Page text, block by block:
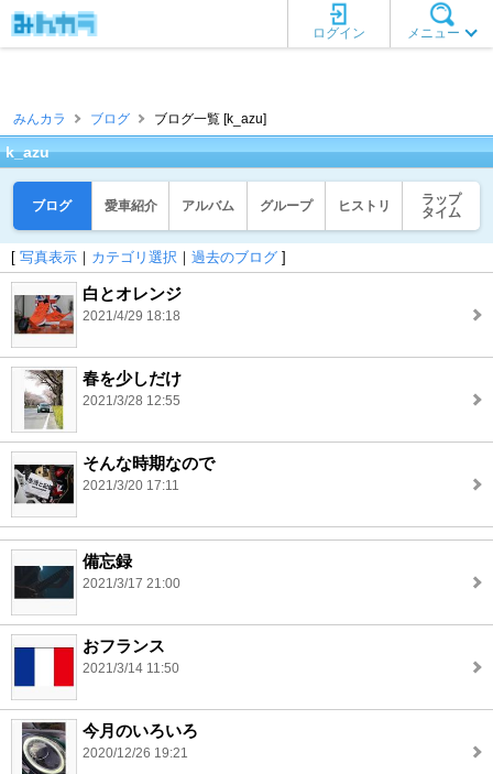
メニュー
ログイン
みんカラ ブログ ブログ一覧 [k_azu]
k_azu
ブログ 愛車紹介 アルバム グループ ヒストリ
ラップ
タイム
[ 写真表示 ｜ カテゴリ選択 ｜ 過去のブログ ]
白とオレンジ
2021/4/29 18:18
春を少しだけ
2021/3/28 12:55
そんな時期なので
2021/3/20 17:11
備忘録
2021/3/17 21:00
おフランス
2021/3/14 11:50
今月のいろいろ
2020/12/26 19:21